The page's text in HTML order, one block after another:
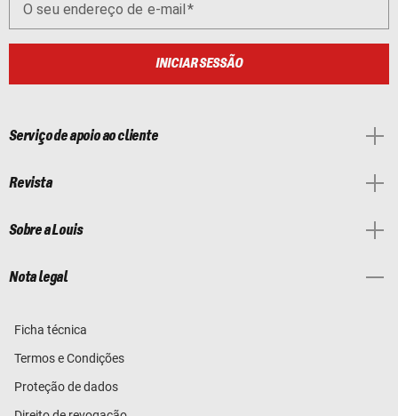
O seu endereço de e-mail
INICIAR SESSÃO
Serviço de apoio ao cliente
Revista
Sobre a Louis
Nota legal
Ficha técnica
Termos e Condições
Proteção de dados